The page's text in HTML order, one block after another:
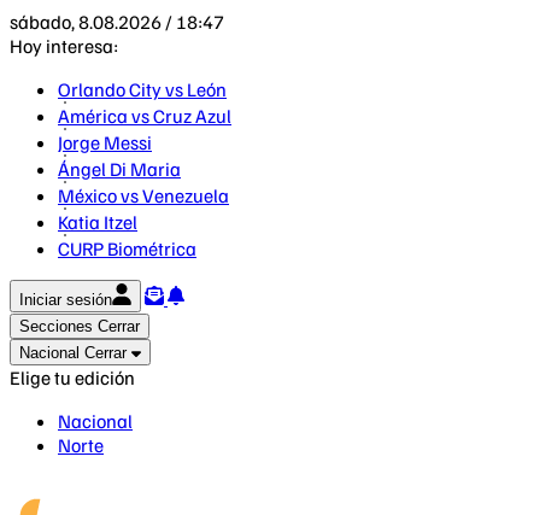
sábado, 8.08.2026 / 18:47
Hoy interesa:
Orlando City vs León
América vs Cruz Azul
Jorge Messi
Ángel Di Maria
México vs Venezuela
Katia Itzel
CURP Biométrica
Iniciar sesión
Secciones Cerrar
Nacional Cerrar
Elige tu edición
Nacional
Norte